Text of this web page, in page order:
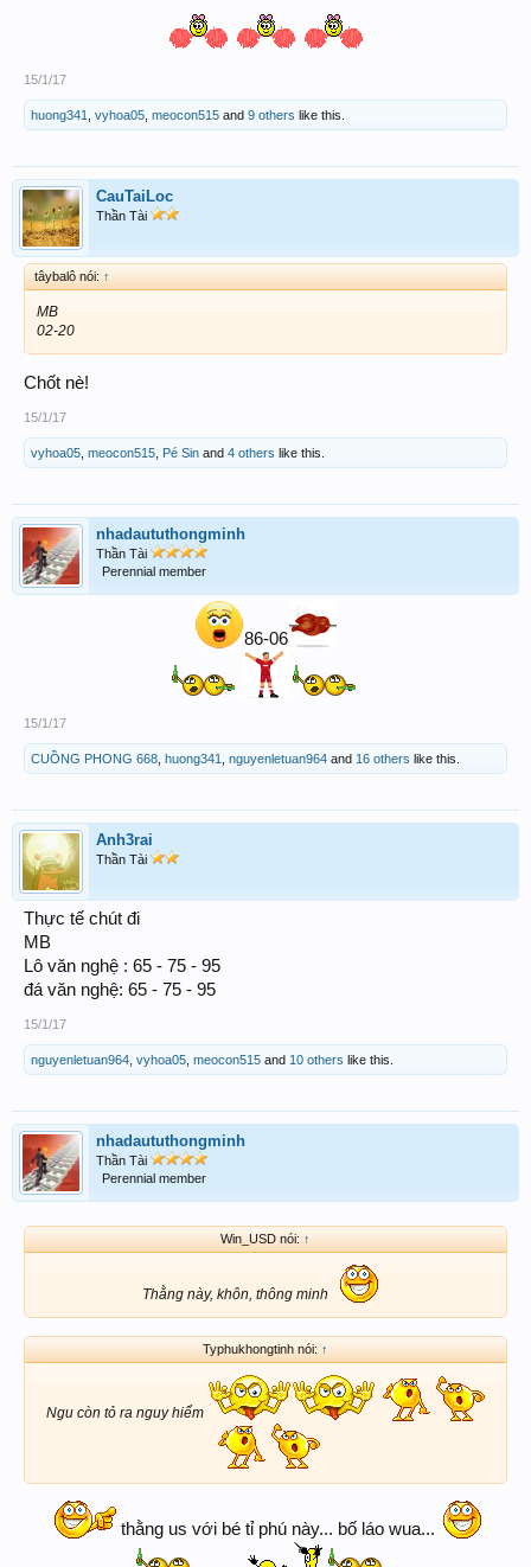
15/1/17
huong341 vyhoa05 meocon515 and 9 others like this.
CauTaiLoc
Thần Tài
tâybalô nói: ↑
MB
02-20
Chốt nè!
15/1/17
vyhoa05 meocon515 Pé Sin and 4 others like this.
nhadaututhongminh
Thần Tài
Perennial member
86-06
15/1/17
CUỒNG PHONG 668 huong341 nguyenletuan964 and 16 others like this.
Anh3rai
Thần Tài
Thực tế chút đi
MB
Lô văn nghệ : 65 - 75 - 95
đá văn nghệ: 65 - 75 - 95
15/1/17
nguyenletuan964 vyhoa05 meocon515 and 10 others like this.
nhadaututhongminh
Thần Tài
Perennial member
Win_USD nói: ↑
Thằng này, khôn, thông minh
Typhukhongtinh nói: ↑
Ngu còn tỏ ra nguy hiểm
thằng us với bé tỉ phú này... bố láo wua...